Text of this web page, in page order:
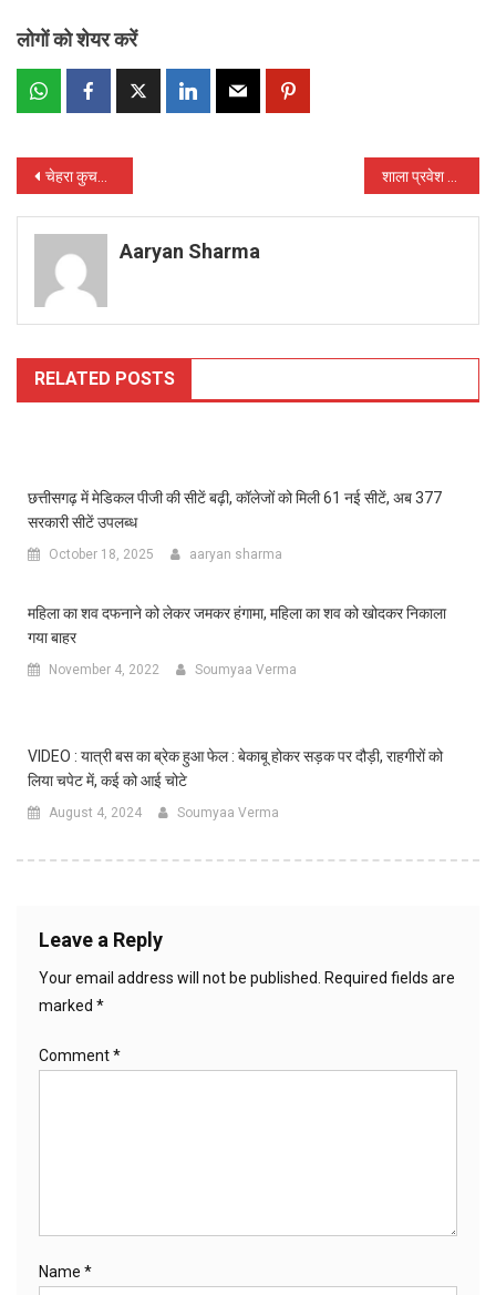
लोगों को शेयर करें
Post
navigation
चेहरा कुचलकर युवती की हत्या, सड़क पर मिला शव
Aaryan Sharma
RELATED POSTS
छत्तीसगढ़ में मेडिकल पीजी की सीटें बढ़ी, कॉलेजों को मिली 61 नई सीटें, अब 377
सरकारी सीटें उपलब्ध
October 18, 2025 aaryan sharma
महिला का शव दफनाने को लेकर जमकर हंगामा, महिला का शव को खोदकर निकाला
गया बाहर
November 4, 2022 Soumyaa Verma
VIDEO : यात्री बस का ब्रेक हुआ फेल : बेकाबू होकर सड़क पर दौड़ी, राहगीरों को
लिया चपेट में, कई को आई चोटे
August 4, 2024 Soumyaa Verma
Leave a Reply
Your email address will not be published.
Required fields are
marked *
Comment*
Name *